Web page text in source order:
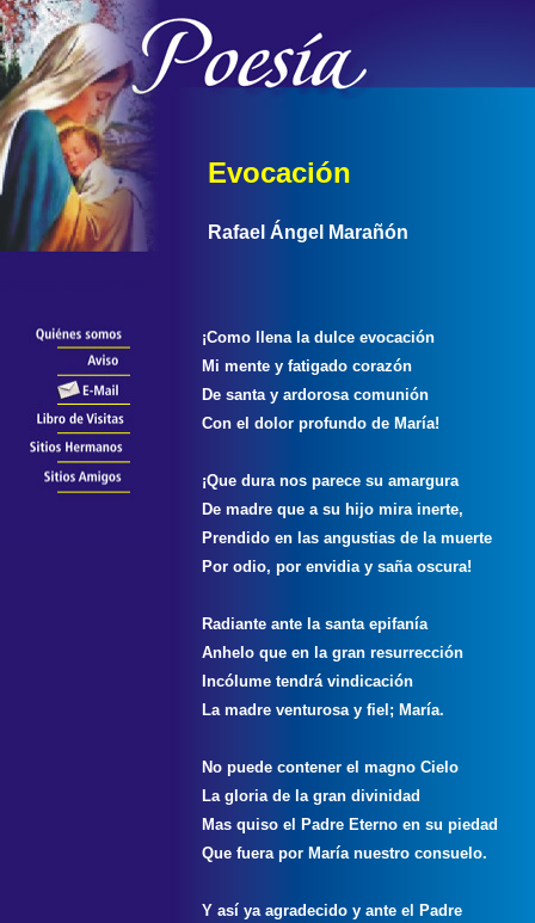
Evocación
Rafael Ángel Marañón
¡Como llena la dulce evocación
Mi mente y fatigado corazón
De santa y ardorosa comunión
Con el dolor profundo de María!
¡Que dura nos parece su amargura
De madre que a su hijo mira inerte,
Prendido en las angustias de la muerte
Por odio, por envidia y saña oscura!
Radiante ante la santa epifanía
Anhelo que en la gran resurrección
Incólume tendrá vindicación
La madre venturosa y fiel; María.
No puede contener el magno Cielo
La gloria de la gran divinidad
Mas quiso el Padre Eterno en su piedad
Que fuera por María nuestro consuelo.
Y así ya agradecido y ante el Padre